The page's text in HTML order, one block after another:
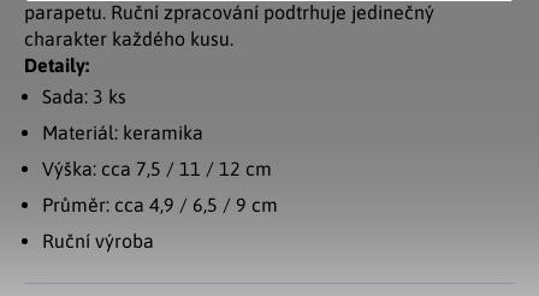
parapetu. Ruční zpracování podtrhuje jedinečný
charakter každého kusu.
Detaily:
Sada: 3 ks
Materiál: keramika
Výška: cca 7,5 / 11 / 12 cm
Průměr: cca 4,9 / 6,5 / 9 cm
Ruční výroba